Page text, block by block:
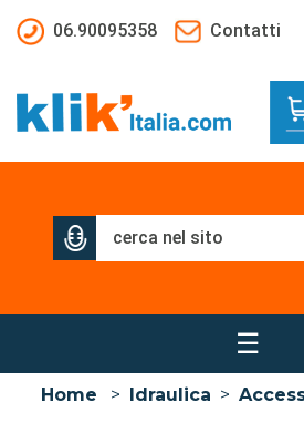
06.90095358
Contatti
☰
Home > Idraulica >